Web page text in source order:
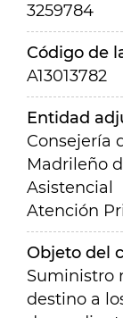
3259784
Código de
A13013782
Entidad
Consejería
Madrileño
Asistencial
Atención
Objeto del
Suministro
destino a